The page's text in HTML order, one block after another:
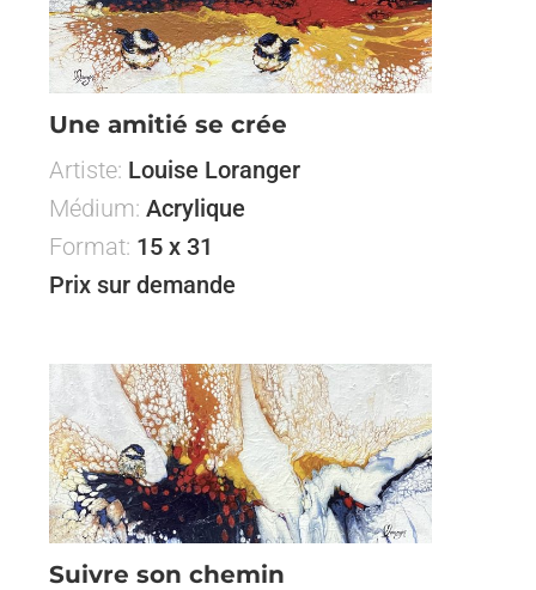
Une amitié se crée
Artiste: Louise Loranger
Médium: Acrylique
Format: 15 x 31
Prix sur demande
Suivre son chemin